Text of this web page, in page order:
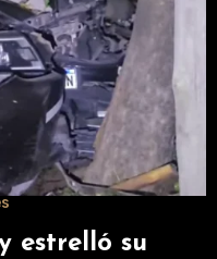
estrelló su